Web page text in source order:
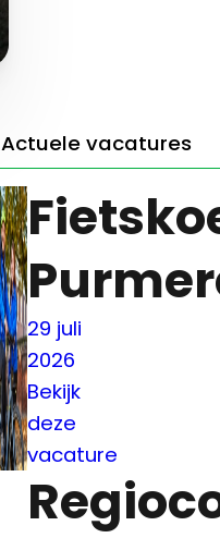
Actuele vacatures
29 juli
2026
Bekijk
deze
vacature